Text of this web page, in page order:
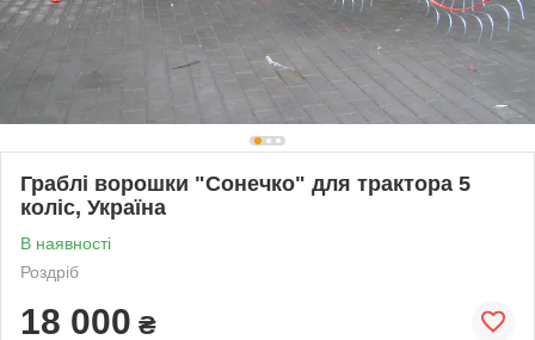
Граблі ворошки "Сонечко" для трактора 5
коліс, Україна
В наявності
Роздріб
18 000 ₴